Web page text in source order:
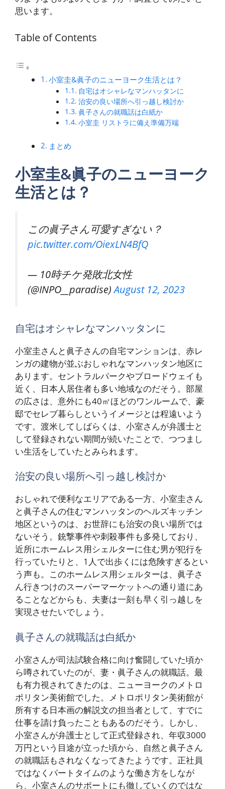
思います。
Table of Contents
小室圭&眞子のニューヨーク生活とは？
自宅はオシャレなマンハッタンに
治安の良い場所へ引っ越し検討か
眞子さんの就職話は白紙か
小室圭 リストラに備え準備万端
まとめ
小室圭&眞子のニューヨーク
生活とは？
この眞子さん可愛すぎない？
pic.twitter.com/OiexLN4BfQ
— 10時チケ発敗北女性
(@INPO__paradise)August 12, 2023
自宅はオシャレなマンハッタンに
小室圭さんと眞子さんの自宅マンションは、赤レ
ンガの建物が並ぶおしゃれなマンハッタン地区に
あります。セントラルパークやブロードウェイも
近く、日本人居住者も多い地域なのだそう。部屋
の広さは、意外にも40㎡ほどのワンルームで、豪
邸でセレブ暮らしというイメージとは程遠いよう
です。渡米してしばらくは、小室さんが弁護士と
して登録されない期間が続いたことで、つつまし
い生活をしていたとみられます。
治安の良い場所へ引っ越し検討か
おしゃれで便利なエリアである一方、小室圭さん
と眞子さんの住むマンハッタンのヘルズキッチン
地区というのは、お世辞にも治安の良い場所では
ないそう。銃撃事件や刺殺事件も多発しており、
近所にホームレス用シェルターに住む男が犯行を
行っていたりと、1人で出歩くには危険すぎるとい
う声も。このホームレス用シェルターは、眞子さ
ん行きつけのスーパーマーケットへの通り道にあ
ることなどからも、夫妻は一刻も早く引っ越しを
実現させたいでしょう。
眞子さんの就職話は白紙か
小室さんが司法試験合格に向け奮闘していた頃か
ら噂されていたのが、妻・眞子さんの就職話。最
も有力視されてきたのは、ニューヨークのメトロ
ポリタン美術館でした。メトロポリタン美術館が
所有する日本画の解説文の担当者として、すでに
仕事を請け負ったこともあるのだそう。しかし、
小室さんが弁護士として正式登録され、年収3000
万円という目途が立った頃から、自然と眞子さん
の就職話もされなくなってきたようです。正社員
ではなくパートタイムのような働き方をしなが
ら、小室さんのサポートにも徹していくのではな